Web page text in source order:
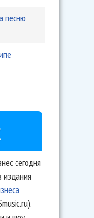
песню
сегодня
издания